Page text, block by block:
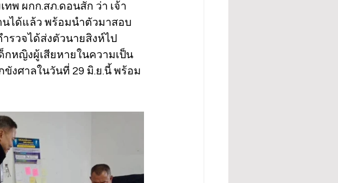
พ ผกก.สภ.ดอนสัก ว่า เจ้า
ได้แล้ว พร้อมนำตัวมาสอบ
รวจได้ส่งตัวนายสิงห์ไป
กหญิงผู้เสียหายในความเป็น
งศาลในวันที่ 29 มิ.ย.นี้ พร้อม